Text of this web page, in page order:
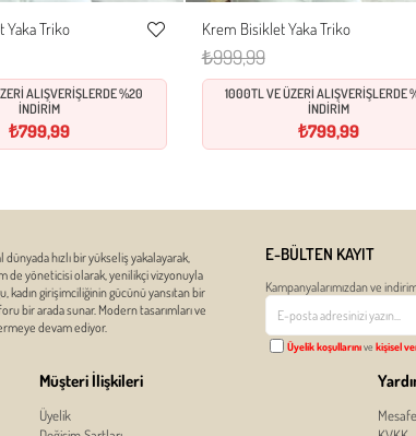
Standart
Yaka Triko
Favorilere
ALIŞVERİŞLERDE %20
İNDİRİM
₺799,99
Standart
Krem Bisiklet Yaka Triko
₺999,99
1000TL VE ÜZERİ ALIŞVERİŞLERDE
İNDİRİM
₺799,99
hızlı bir yükseliş yakalayarak,
de yöneticisi olarak, yenilikçi vizyonuyla
kadın girişimciliğinin gücünü yansıtan bir
bir arada sunar. Modern tasarımları ve
devam ediyor.
E-BÜLTEN KAYIT
Kampanyalarımızdan ve
Üyelik koşullarınıve kişisel
Müşteri İlişkileri
Üyelik